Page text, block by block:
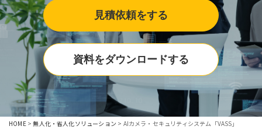
HOME>無人化・省人化ソリューション > AIカメラ・セキュリティシステム「VASS」
見積依頼をする
資料をダウンロードする